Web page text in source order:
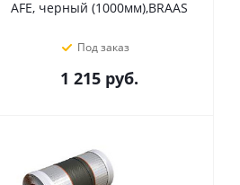
AFE, черный (1000мм),BRAAS
Под заказ
1 215 руб.